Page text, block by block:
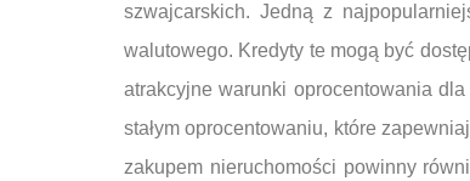
szwajcarskich. Jedną z
walutowego. Kredyty te mogą być
atrakcyjne warunki oprocentowania
stałym oprocentowaniu, które
zakupem nieruchomości powinny